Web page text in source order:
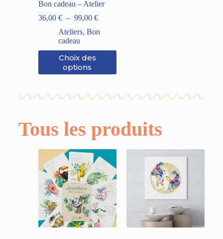
Bon cadeau – Atelier
36,00 € – 99,00 €
Ateliers, Bon
cadeau
Choix des
options
Tous les produits